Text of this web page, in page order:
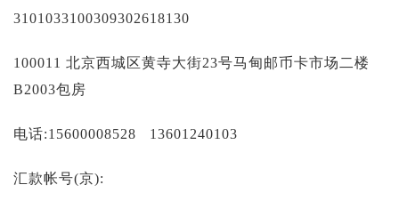
3101033100309302618130
100011 北京西城区黄寺大街23号马甸邮币卡市场二楼
B2003包房
电话:15600008528 13601240103
汇款帐号(京):